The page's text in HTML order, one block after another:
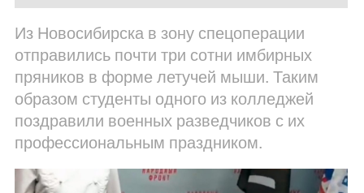
Из Новосибирска в зону спецоперации
отправились почти три сотни имбирных
пряников в форме летучей мыши. Таким
образом студенты одного из колледжей
поздравили военных разведчиков с их
профессиональным праздником.